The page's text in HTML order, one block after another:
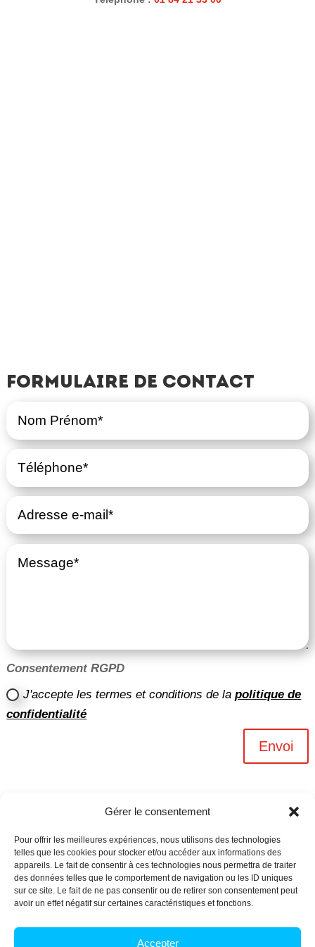
Gérer le consentement
Pour offrir les meilleures expériences, nous utilisons des technologies
telles que les cookies pour stocker et/ou accéder aux informations des
appareils. Le fait de consentir à ces technologies nous permettra de traiter
des données telles que le comportement de navigation ou les ID uniques
sur ce site. Le fait de ne pas consentir ou de retirer son consentement peut
avoir un effet négatif sur certaines caractéristiques et fonctions.
Accepter
Formulaire de contact
Consentement RGPD
J'accepte les termes et conditions de lapolitique de
confidentialité
Envoi
Archives n-6